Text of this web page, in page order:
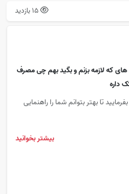
15 بازدید
های که لازمه بزنم و بگید بهم چی مصرف
داره
تا بهتر بتوانم شما را راهنمایی
بیشتر بخوانید